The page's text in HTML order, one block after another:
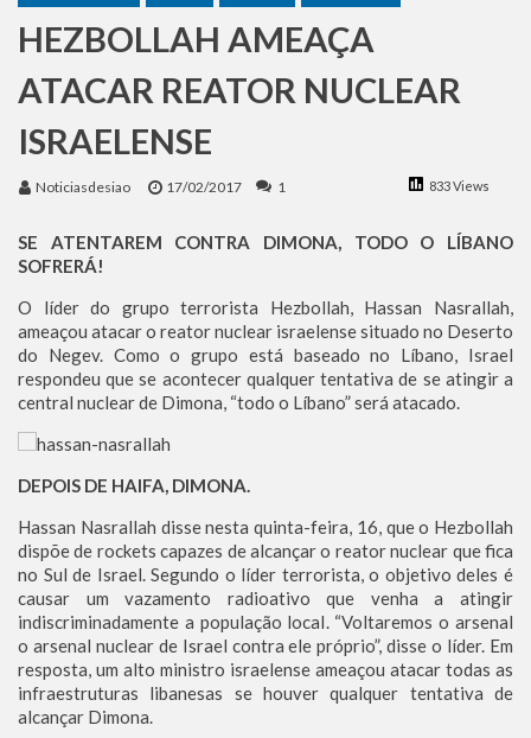
Benjamin Netanyahu faz discurso impactante no Congresso da JNS 2026
HEZBOLLAH AMEAÇA
ATACAR REATOR NUCLEAR
ISRAELENSE
Noticiasdesiao 17/02/2017 833 Views
1
SE ATENTAREM CONTRA DIMONA, TODO O LÍBANO
SOFRERÁ!
O líder do grupo terrorista Hezbollah, Hassan Nasrallah,
ameaçou atacar o reator nuclear israelense situado no Deserto
do Negev. Como o grupo está baseado no Líbano, Israel
respondeu que se acontecer qualquer tentativa de se atingir a
central nuclear de Dimona, “todo o Líbano” será atacado.
DEPOIS DE HAIFA, DIMONA.
Hassan Nasrallah disse nesta quinta-feira, 16, que o Hezbollah
dispõe de rockets capazes de alcançar o reator nuclear que fica
no Sul de Israel. Segundo o líder terrorista, o objetivo deles é
causar um vazamento radioativo que venha a atingir
indiscriminadamente a população local. “Voltaremos o arsenal
o arsenal nuclear de Israel contra ele próprio”, disse o líder. Em
resposta, um alto ministro israelense ameaçou atacar todas as
infraestruturas libanesas se houver qualquer tentativa de
alcançar Dimona.